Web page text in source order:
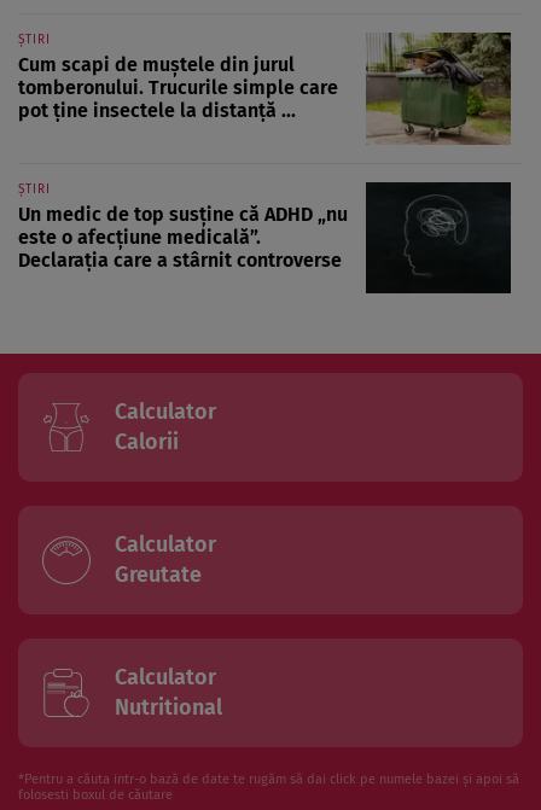
ȘTIRI
Cum scapi de muștele din jurul
tomberonului. Trucurile simple care
pot ține insectele la distanță ...
ȘTIRI
Un medic de top susține că ADHD „nu
este o afecțiune medicală”.
Declarația care a stârnit controverse
Calculator
Calorii
Calculator
Greutate
Calculator
Nutritional
*Pentru a căuta intr-o bază de date te rugăm să dai click pe numele bazei și apoi să
folosesti boxul de căutare